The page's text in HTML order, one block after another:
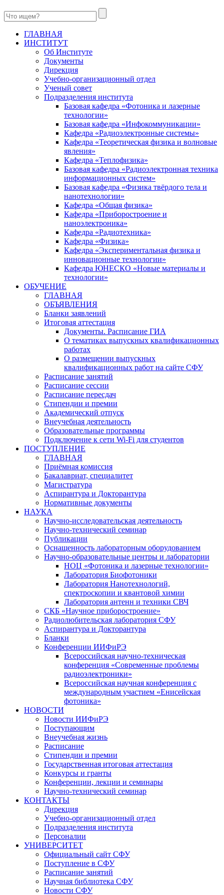
ГЛАВНАЯ
ИНСТИТУТ
Об Институте
Документы
Дирекция
Учебно-организационный отдел
Ученый совет
Подразделения института
Базовая кафедра «Фотоника и лазерные
технологии»
Базовая кафедра «Инфокоммуникации»
Кафедра «Радиоэлектронные системы»
Кафедра «Теоретическая физика и волновые
явления»
Кафедра «Теплофизика»
Базовая кафедра «Радиоэлектронная техника
информационных систем»
Базовая кафедра «Физика твёрдого тела и
нанотехнологии»
Кафедра «Общая физика»
Кафедра «Приборостроение и
наноэлектроника»
Кафедра «Радиотехника»
Кафедра «Физика»
Кафедра «Экспериментальная физика и
инновационные технологии»
Кафедра ЮНЕСКО «Новые материалы и
технологии»
ОБУЧЕНИЕ
ГЛАВНАЯ
ОБЪЯВЛЕНИЯ
Бланки заявлений
Итоговая аттестация
Документы. Расписание ГИА
О тематиках выпускных квалификационных
работах
О размещении выпускных
квалификационных работ на сайте СФУ
Расписание занятий
Расписание сессии
Расписание пересдач
Стипендии и премии
Академический отпуск
Внеучебная деятельность
Образовательные программы
Подключение к сети Wi-Fi для студентов
ПОСТУПЛЕНИЕ
ГЛАВНАЯ
Приёмная комиссия
Бакалавриат, специалитет
Магистратура
Аспирантура и Докторантура
Нормативные документы
НАУКА
Научно-исследовательская деятельность
Научно-технический семинар
Публикации
Оснащенность лабораторным оборудованием
Научно-образовательные центры и лаборатории
НОЦ «Фотоника и лазерные технологии»
Лаборатория Биофотоники
Лаборатория Нанотехнологий,
спектроскопии и квантовой химии
Лаборатория антенн и техники СВЧ
СКБ «Научное приборостроение»
Радиолюбительская лаборатория СФУ
Аспирантура и Докторантура
Бланки
Конференции ИИФиРЭ
Всероссийская научно-техническая
конференция «Современные проблемы
радиоэлектроники»
Всероссийская научная конференция с
международным участием «Енисейская
фотоника»
НОВОСТИ
Новости ИИФиРЭ
Поступающим
Внеучебная жизнь
Расписание
Стипендии и премии
Государственная итоговая аттестация
Конкурсы и гранты
Конференции, лекции и семинары
Научно-технический семинар
КОНТАКТЫ
Дирекция
Учебно-организационный отдел
Подразделения института
Персоналии
УНИВЕРСИТЕТ
Официальный сайт СФУ
Поступление в СФУ
Расписание занятий
Научная библиотека СФУ
Новости СФУ